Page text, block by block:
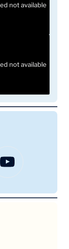
not available
not available
YouTube